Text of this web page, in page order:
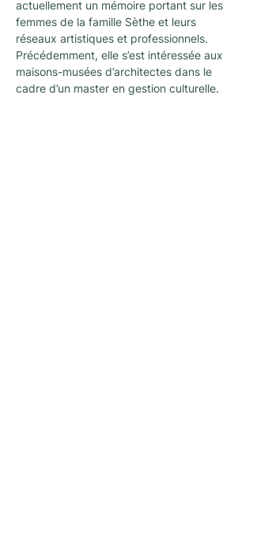
actuellement un mémoire portant sur les
femmes de la famille Sèthe et leurs
réseaux artistiques et professionnels.
Précédemment, elle s’est intéressée aux
maisons-musées d’architectes dans le
cadre d’un master en gestion culturelle.